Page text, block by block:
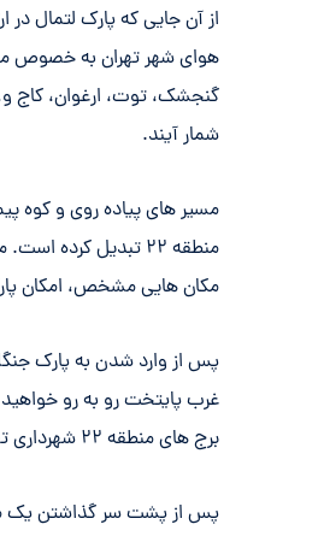
هوای شهر تهران به خصوص
گنجشک، توت، ارغوان، کاج
شمار آیند.
مسیر های پیاده روی و کوه
منطقه ۲۲ تبدیل
مکان هایی مشخص، امکان
پس از وارد شدن به پارک
غرب پایتخت رو به رو
برج های منطقه ۲۲ شهرداری تهران را مشاهده کنید.
پس از پشت سر گذاشتن یک